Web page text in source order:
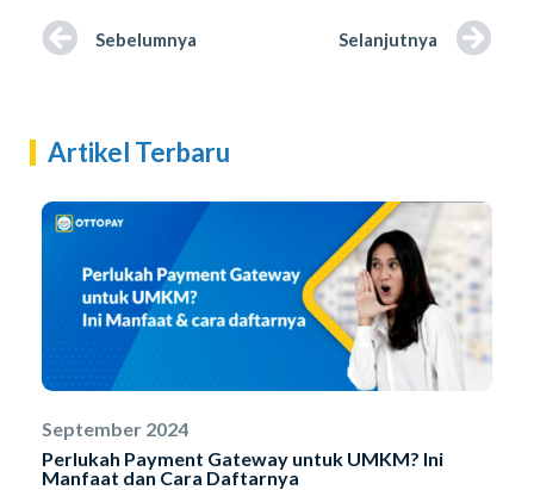
Sebelumnya Selanjutnya
Artikel Terbaru
September 2024
Perlukah Payment Gateway untuk UMKM? Ini
Manfaat dan Cara Daftarnya